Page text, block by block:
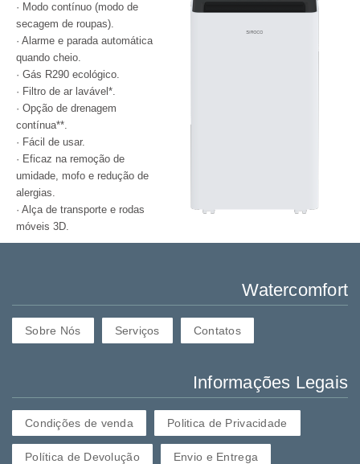
· Modo contínuo (modo de
secagem de roupas).
· Alarme e parada automática
quando cheio.
· Gás R290 ecológico.
· Filtro de ar lavável*.
· Opção de drenagem
contínua**.
· Fácil de usar.
· Eficaz na remoção de
umidade, mofo e redução de
alergias.
· Alça de transporte e rodas
móveis 3D.
Watercomfort
Sobre Nós Serviços Contatos
Informações Legais
Condições de venda Politica de Privacidade
Política de Devolução Envio e Entrega